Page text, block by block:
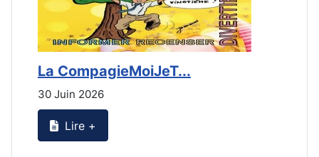
La CompagieMoiJeT...
30 Juin 2026
Lire +